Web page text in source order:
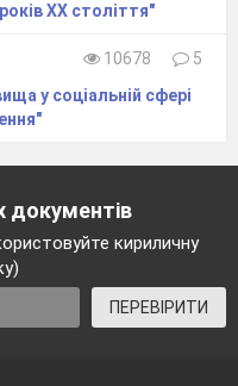
ХХ століття"
10678
5
у соціальній сфері
документів
кириличну
ПЕРЕВІРИТИ